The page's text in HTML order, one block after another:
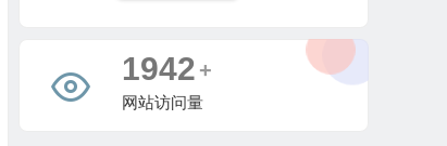
6248 +
网站访问量